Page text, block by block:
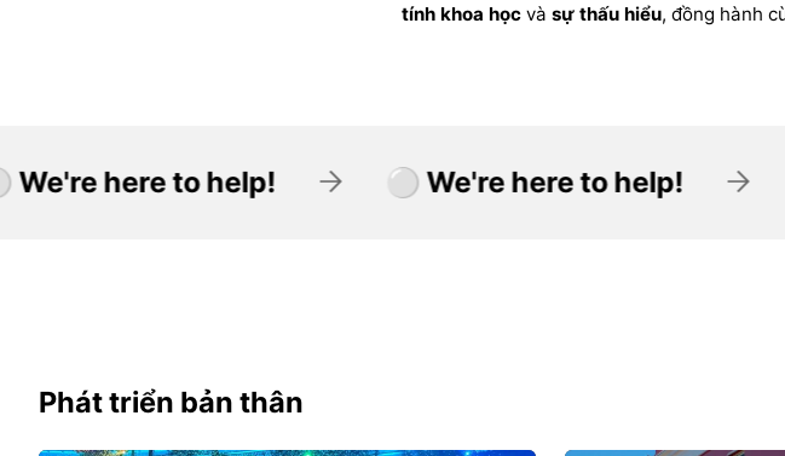
tính khoa học và sự thấu hiểu, đồng hành
⚪ We're here to help! ⚪ We're here
Phát triển bản thân